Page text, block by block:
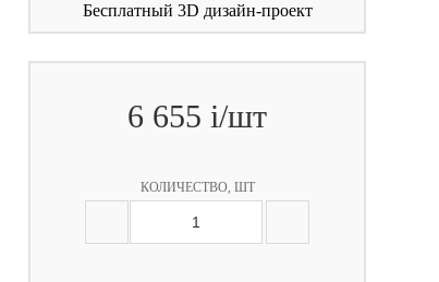
Бесплатный 3D дизайн-проект
6 655 i/шт
КОЛИЧЕСТВО, ШТ